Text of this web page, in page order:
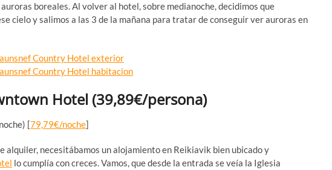
boreales. Al volver al hotel, sobre medianoche, decidimos que
cielo y salimos a las 3 de la mañana para tratar de conseguir ver auroras en
Hotel (39,89€/persona)
[79,79€/noche]
alquiler, necesitábamos un alojamiento en Reikiavik bien ubicado y
lo cumplía con creces. Vamos, que desde la entrada se veía la Iglesia